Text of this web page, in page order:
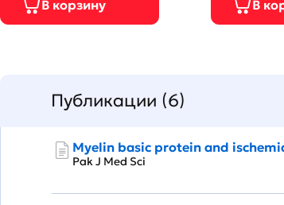
Публикации (6)
Myelin basic protein and
Pak J Med Sci